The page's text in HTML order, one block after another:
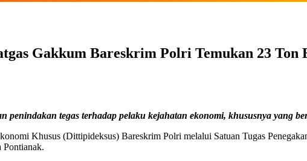
Gakkum Bareskrim Polri Temukan 23
penindakan tegas terhadap pelaku kejahatan ekonomi, khususnya yang
Khusus (Dittipideksus) Bareskrim Polri melalui Satuan Tugas
Pontianak.